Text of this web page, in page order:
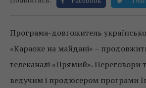
Програма-довгожитель
«Караоке на майдані» –
телеканалі «Прямий». Переговори
ведучим і продюсером програми